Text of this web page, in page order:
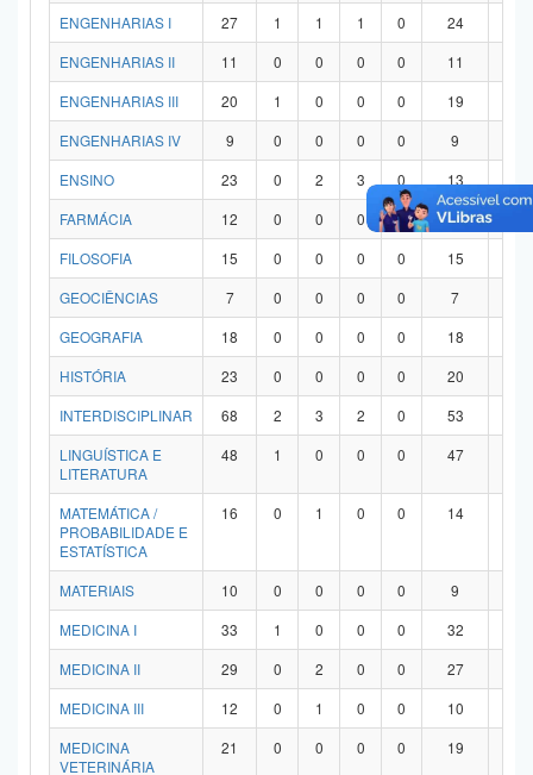
ENGENHARIAS I
27 1 1 1 0 24
ENGENHARIAS II
11 0 0 0 0 11
ENGENHARIAS III
20 1 0 0 0 19
ENGENHARIAS IV
9 0 0 0 0 9
ENSINO
23 0 2 3 0 13
FARMÁCIA
12 0 0 0 0 12
FILOSOFIA
15 0 0 0 0 15
GEOCIÊNCIAS
7 0 0 0 0 7
GEOGRAFIA
18 0 0 0 0 18
HISTÓRIA
23 0 0 0 0 20
INTERDISCIPLINAR
68 2 3 2 0 53
LINGUÍSTICA E
LITERATURA
48 1 0 0 0 47
MATEMÁTICA /
PROBABILIDADE E
ESTATÍSTICA
16 0 1 0 0 14
MATERIAIS 10 0 0 0 0 9
MEDICINA I
33 1 0 0 0 32
MEDICINA II
29 0 2 0 0 27
MEDICINA III
12 0 1 0 0 10
MEDICINA
VETERINÁRIA
21 0 0 0 0 19